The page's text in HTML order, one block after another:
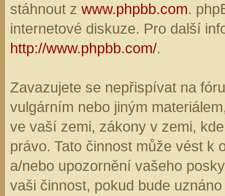
stáhnout z www.phpbb.com.
internetové diskuze. Pro další
http://www.phpbb.com/.
Zavazujete se nepřispívat na
vulgárním nebo jiným
ve vaší zemi, zákony v zemi,
právo. Tato činnost může vést k
a/nebo upozornění vašeho
vaši činnost, pokud bude